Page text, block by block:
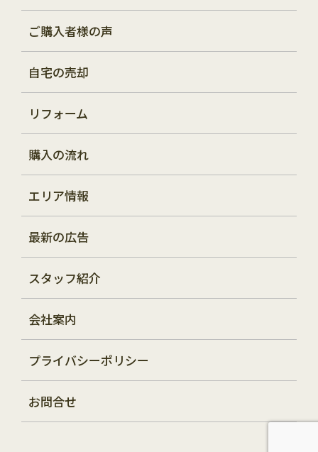
ご購入者様の声
自宅の売却
リフォーム
購入の流れ
エリア情報
最新の広告
スタッフ紹介
会社案内
プライバシーポリシー
お問合せ